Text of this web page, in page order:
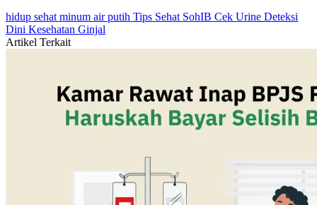
hidup sehat minum air putih Tips Sehat SohIB Cek Urine Deteksi
Dini Kesehatan Ginjal
Artikel Terkait